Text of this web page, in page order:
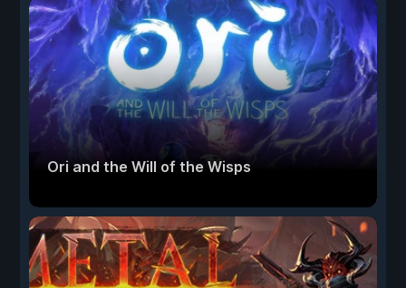
Ori and the Will of the Wisps